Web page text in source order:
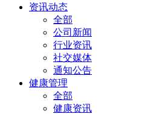
资讯动态
全部
公司新闻
行业资讯
社交媒体
通知公告
健康管理
全部
健康资讯